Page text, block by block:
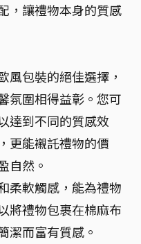
，讓禮物本身的質感
風包裝的絕佳選擇，
氛圍相得益彰。您可
達到不同的質感效
更能襯託禮物的價
自然。
柔軟觸感，能為禮物
將禮物包裹在棉麻布
潔而富有質感。